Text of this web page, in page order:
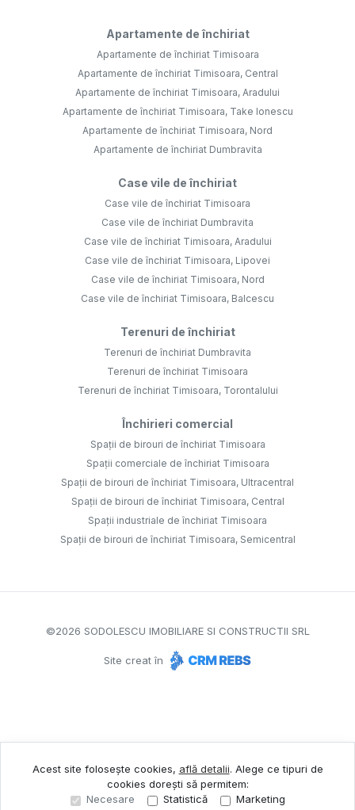
Apartamente de închiriat
Apartamente de închiriat Timisoara
Apartamente de închiriat Timisoara, Central
Apartamente de închiriat Timisoara, Aradului
Apartamente de închiriat Timisoara, Take Ionescu
Apartamente de închiriat Timisoara, Nord
Apartamente de închiriat Dumbravita
Case vile de închiriat
Case vile de închiriat Timisoara
Case vile de închiriat Dumbravita
Case vile de închiriat Timisoara, Aradului
Case vile de închiriat Timisoara, Lipovei
Case vile de închiriat Timisoara, Nord
Case vile de închiriat Timisoara, Balcescu
Terenuri de închiriat
Terenuri de închiriat Dumbravita
Terenuri de închiriat Timisoara
Terenuri de închiriat Timisoara, Torontalului
Închirieri comercial
Spații de birouri de închiriat Timisoara
Spații comerciale de închiriat Timisoara
Spații de birouri de închiriat Timisoara, Ultracentral
Spații de birouri de închiriat Timisoara, Central
Spații industriale de închiriat Timisoara
Spații de birouri de închiriat Timisoara, Semicentral
©2026 SODOLESCU IMOBILIARE SI CONSTRUCTII SRL
Site creat în
Acest site folosește cookies, află detalii. Alege ce tipuri de
cookies dorești să permitem:
Necesare
Statistică Marketing